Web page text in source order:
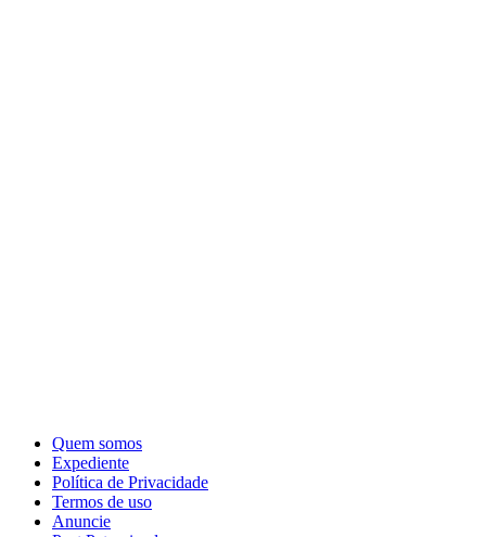
Quem somos
Expediente
Política de Privacidade
Termos de uso
Anuncie